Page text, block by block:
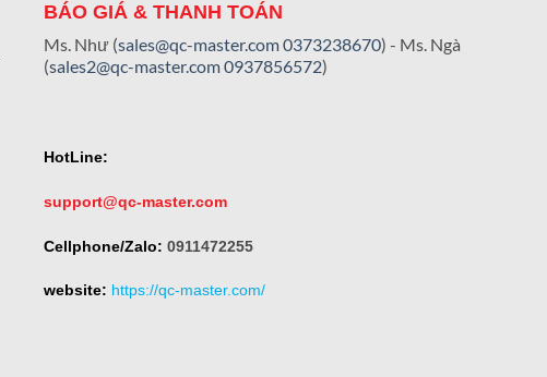
BÁO GIÁ & THANH TOÁN
Ms. Như (sales@qc-master.com0373238670) - Ms. Ngà
(sales2@qc-master.com0937856572)
HotLine:
support@qc-master.com
Cellphone/Zalo: 0911472255
website: https://qc-master.com/